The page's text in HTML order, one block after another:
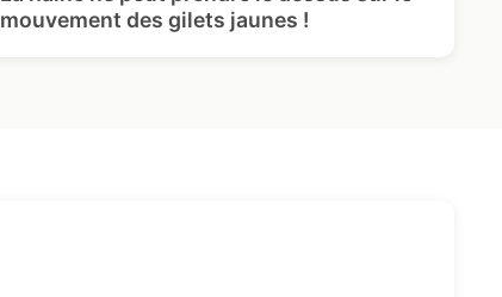
mouvement des gilets jaunes !